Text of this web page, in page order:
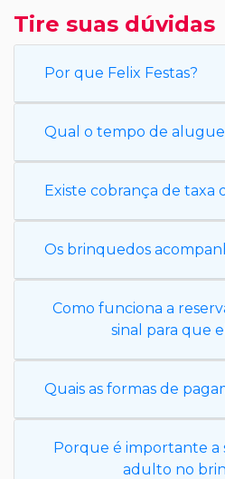
Tire suas dúvidas
Por que Felix Festas?
Qual o tempo de
Existe cobrança de taxa
Os brinquedos
Como funciona a
sinal para que
Quais as formas de
Porque é importante a
adulto no